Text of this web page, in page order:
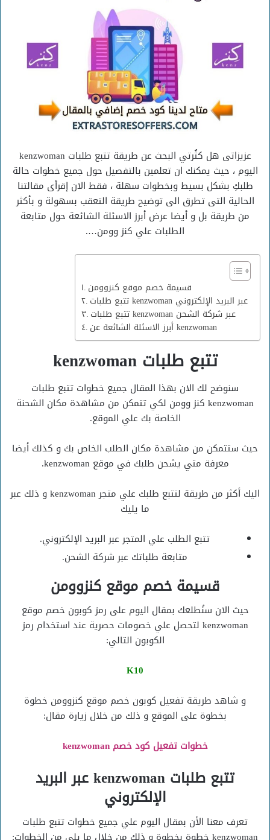
عزيزاتى هل كثُرتي البحث عن طريقة تتبع طلبات kenzwoman
اليوم ، حيث يمكنك ان تعلمين بالتفصيل حول جميع خطوات حالة
طلبكِ بشكل بسيط وبخطوات سهلة ، فقط الان إقرأى مقالتنا
الحالية التى تطرق الى توضيح طريقة التعقب بسهولة و بأكثر
من طريقة بل و أيضا عرض أبرز الاسئلة الشائعة حول متابعة
الطلبات علي كنز وومن….
قسيمة خصم موقع كنزوومن
تتبع طلبات kenzwoman عبر البريد الإلكتروني
تتبع طلبات kenzwoman عبر شركة الشحن
أبرز الاسئلة الشائعة عن kenzwoman
تتبع طلبات kenzwoman
سنوضح لك الان بهذا المقال جميع خطوات تتبع طلبات
kenzwoman كنز وومن لكي تتمكن من مشاهدة مكان الشحنة
الخاصة بك علي الموقع.
حيث ستتمكن من مشاهدة مكان الطلب الخاص بك و كذلك أيضا
معرفة متي يشحن طلبك في موقع kenzwoman.
اليك أكثر من طريقة لتتبع طلبك علي متجر kenzwoman و ذلك عبر
ما يليك
تتبع الطلب علي المتجر عبر البريد الإلكتروني.
متابعة طلباتك عبر شركة الشحن.
قسيمة خصم موقع كنزوومن
حيث الان سنُطلعك بمقال اليوم على رمز كوبون خصم موقع
kenzwoman لتحصل علي خصومات حصرية عند استخدام رمز
الكوبون التالي:
K10
و شاهد طريقة تفعيل كوبون خصم موقع كنزوومن خطوة
بخطوة على الموقع و ذلك من خلال زيارة مقال:
خطوات تفعيل كود خصم kenzwoman
تتبع طلبات kenzwoman عبر البريد
الإلكتروني
تعرف معنا الأن بمقال اليوم علي جميع خطوات تتبع طلبات